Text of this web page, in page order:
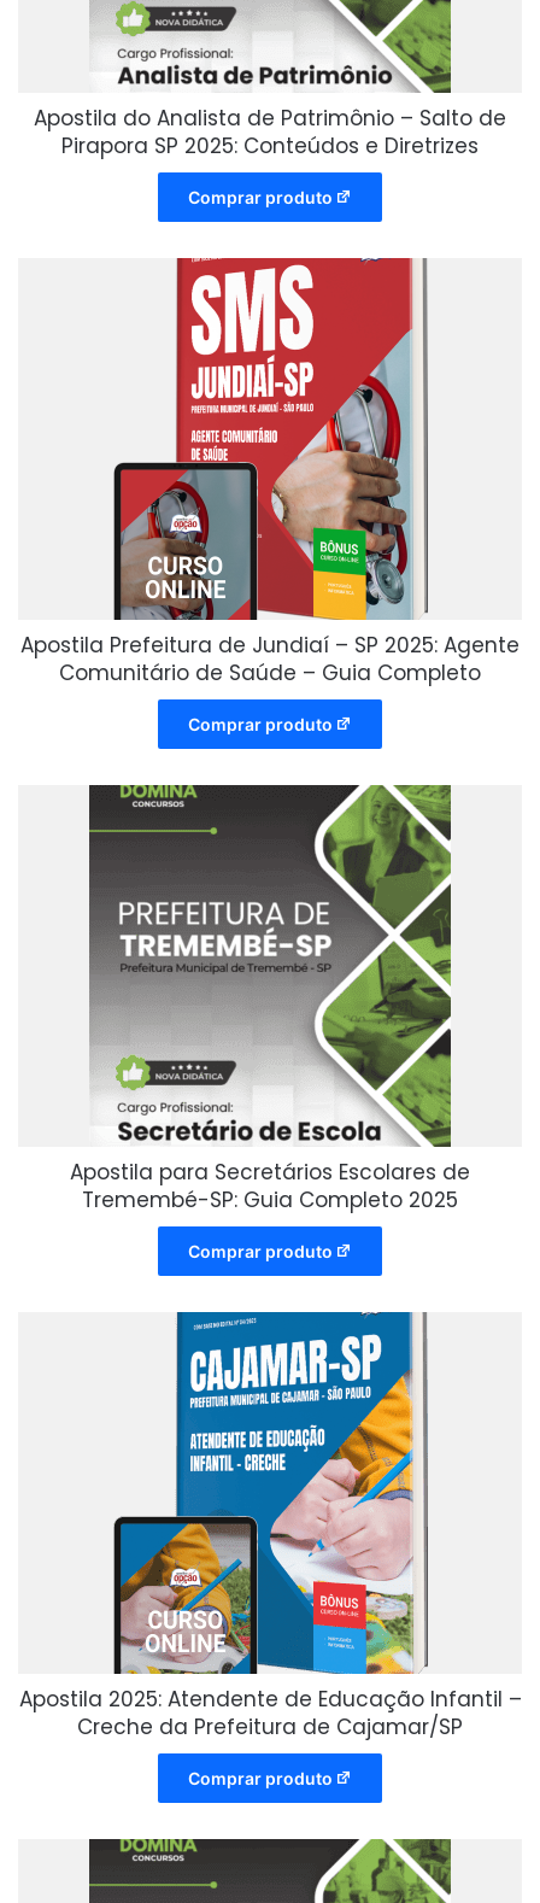
Apostila do Analista de Patrimônio – Salto de
Pirapora SP 2025: Conteúdos e Diretrizes
Comprar produto
Apostila Prefeitura de Jundiaí – SP 2025: Agente
Comunitário de Saúde – Guia Completo
Comprar produto
Apostila para Secretários Escolares de
Tremembé-SP: Guia Completo 2025
Comprar produto
Apostila 2025: Atendente de Educação Infantil –
Creche da Prefeitura de Cajamar/SP
Comprar produto